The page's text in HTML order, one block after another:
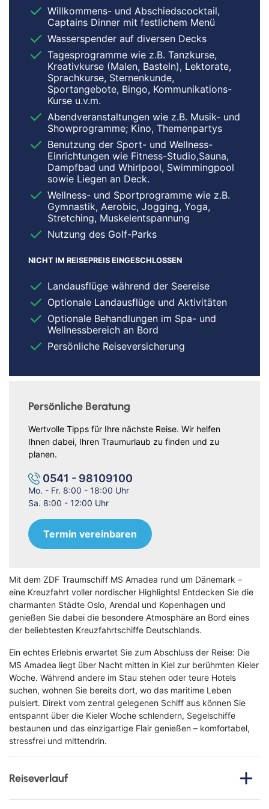
Mit dem ZDF Traumschiff MS Amadea rund um Dänemark –
eine Kreuzfahrt voller nordischer Highlights! Entdecken Sie die
charmanten Städte Oslo, Arendal und Kopenhagen und
genießen Sie dabei die besondere Atmosphäre an Bord eines
der beliebtesten Kreuzfahrtschiffe Deutschlands.
Ein echtes Erlebnis erwartet Sie zum Abschluss der Reise: Die
MS Amadea liegt über Nacht mitten in Kiel zur berühmten Kieler
Woche. Während andere im Stau stehen oder teure Hotels
suchen, wohnen Sie bereits dort, wo das maritime Leben
pulsiert. Direkt vom zentral gelegenen Schiff aus können Sie
entspannt über die Kieler Woche schlendern, Segelschiffe
bestaunen und das einzigartige Flair genießen – komfortabel,
stressfrei und mittendrin.
Reiseverlauf
Willkommens- und Abschiedscocktail,
Captains Dinner mit festlichem Menü
Wasserspender auf diversen Decks
Tagesprogramme wie z.B. Tanzkurse,
Kreativkurse (Malen, Basteln), Lektorate,
Sprachkurse, Sternenkunde,
Sportangebote, Bingo, Kommunikations-
Kurse u.v.m.
Abendveranstaltungen wie z.B. Musik- und
Showprogramme; Kino, Themenpartys
Benutzung der Sport- und Wellness-
Einrichtungen wie Fitness-Studio,Sauna,
Dampfbad und Whirlpool, Swimmingpool
sowie Liegen an Deck.
Wellness- und Sportprogramme wie z.B.
Gymnastik, Aerobic, Jogging, Yoga,
Stretching, Muskelentspannung
Nutzung des Golf-Parks
NICHT IM REISEPREIS EINGESCHLOSSEN
Landausflüge während der Seereise
Optionale Landausflüge und Aktivitäten
Optionale Behandlungen im Spa- und
Wellnessbereich an Bord
Persönliche Reiseversicherung
Persönliche Beratung
Wertvolle Tipps für Ihre nächste Reise. Wir helfen
Ihnen dabei, Ihren Traumurlaub zu finden und zu
planen.
0541 - 98109100
Mo. - Fr. 8:00 - 18:00 Uhr
Sa. 8:00 - 12:00 Uhr
Termin vereinbaren